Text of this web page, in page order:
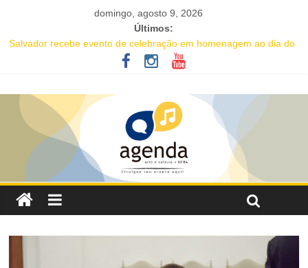
domingo, agosto 9, 2026
Últimos:
Salvador recebe evento de celebração em homenagem ao dia do
16ª Jornada de Dança da Bahia leva formação e espetáculo
gratuitos a quatro cidades brasileiras
IC Encontro de Artes traz Renata Carvalho com seu “Manifesto
Transpofágico” a Salvador
Música e solidariedade se unem em concerto do Coral Ecumênico
da Bahia na Flipelô